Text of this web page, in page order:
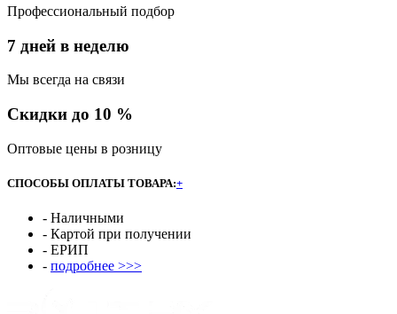
Профессиональный подбор
7 дней в неделю
Мы всегда на связи
Скидки до 10 %
Оптовые цены в розницу
СПОСОБЫ ОПЛАТЫ ТОВАРА:+
- Наличными
- Картой при получении
- ЕРИП
- подробнее >>>